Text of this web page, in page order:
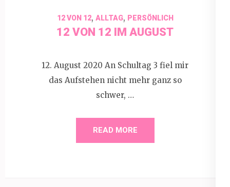
12 VON 12, ALLTAG, PERSÖNLICH
12 VON 12 IM AUGUST
12. August 2020 An Schultag 3 fiel mir
das Aufstehen nicht mehr ganz so
schwer, …
READ MORE